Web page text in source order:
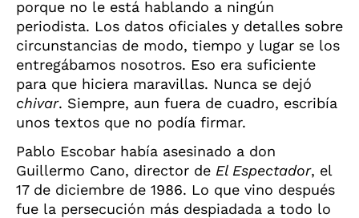
porque no le está hablando a ningún
periodista. Los datos oficiales y detalles sobre
circunstancias de modo, tiempo y lugar se los
entregábamos nosotros. Eso era suficiente
para que hiciera maravillas. Nunca se dejó
chivar. Siempre, aun fuera de cuadro, escribía
unos textos que no podía firmar.
Pablo Escobar había asesinado a don
Guillermo Cano, director de El Espectador, el
17 de diciembre de 1986. Lo que vino después
fue la persecución más despiadada a todo lo